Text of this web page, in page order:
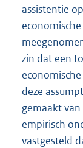
assistentie
zin dat een
deze
gemaakt
empirisch
vastgesteld